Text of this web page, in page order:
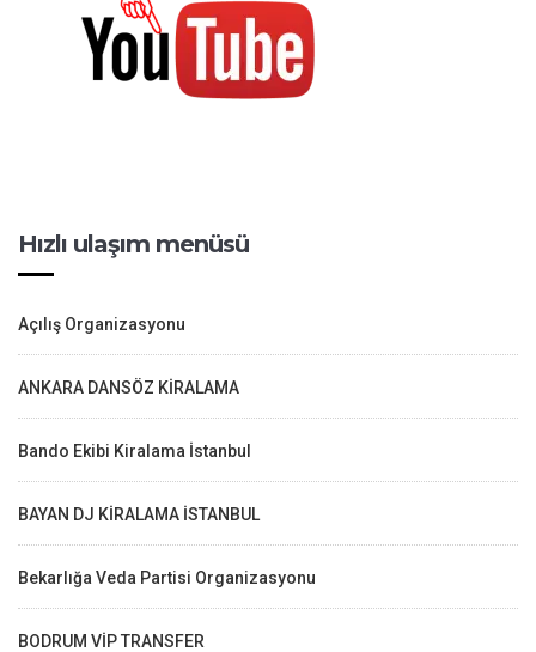
Hızlı ulaşım menüsü
Açılış Organizasyonu
ANKARA DANSÖZ KİRALAMA
Bando Ekibi Kiralama İstanbul
BAYAN DJ KİRALAMA İSTANBUL
Bekarlığa Veda Partisi Organizasyonu
BODRUM VİP TRANSFER